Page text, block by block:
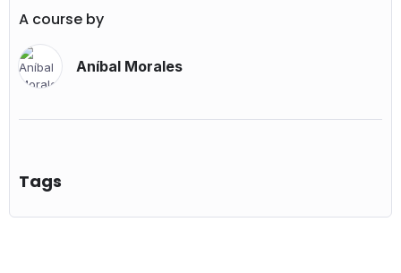
A course by
Aníbal Morales
Tags